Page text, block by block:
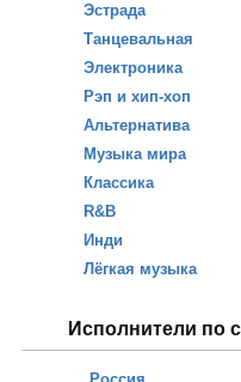
Эстрада
Танцевальная
Электроника
Рэп и хип-хоп
Альтернатива
Музыка мира
Классика
R&B
Инди
Лёгкая музыка
Исполнители по